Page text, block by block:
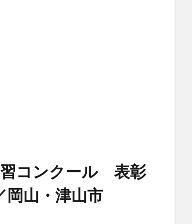
習コンクール 表彰
山・津山市